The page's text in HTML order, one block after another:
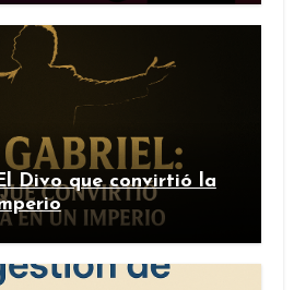
Divo que convirtió la